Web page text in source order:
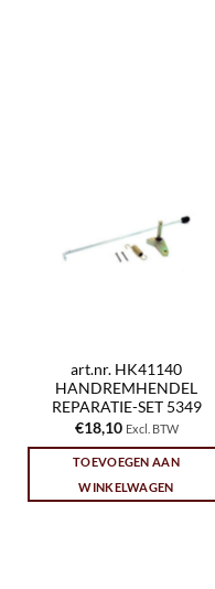
art.nr. HK41140
HANDREMHENDEL
REPARATIE-SET 5349
€18,10 Excl. BTW
TOEVOEGEN AAN
WINKELWAGEN